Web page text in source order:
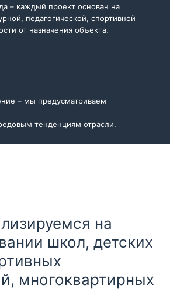
– каждый проект основан на
педагогической, спортивной
от назначения объекта.
– мы предусматриваем
тенденциям отрасли.
на
школ, детских
многоквартирных